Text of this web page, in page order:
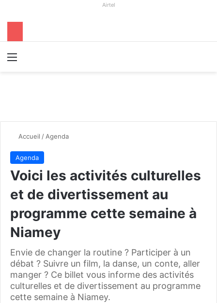
Airtel
Accueil /Agenda
Agenda
Voici les activités culturelles
et de divertissement au
programme cette semaine à
Niamey
Envie de changer la routine ? Participer à un
débat ? Suivre un film, la danse, un conte, aller
manger ? Ce billet vous informe des activités
culturelles et de divertissement au programme
cette semaine à Niamey.